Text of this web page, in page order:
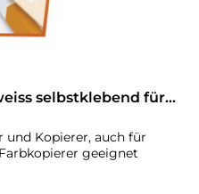
selbstklebend für...
und Kopierer, auch für
geeignet